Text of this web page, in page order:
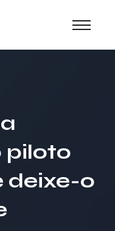
piloto
deixe-o